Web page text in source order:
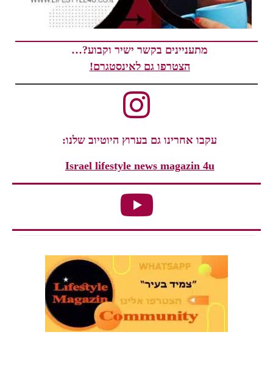
מתעניינים בקשר ישיר וקבוע?…
הצטרפו גם לאינסטגרם!
עקבו אחרינו גם בערוץ היוטיוב שלנו:
Israel lifestyle news magazin 4u